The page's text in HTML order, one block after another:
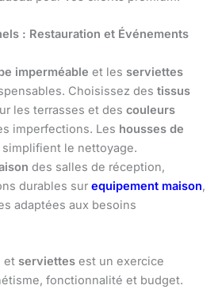
: Restauration et Événements
imperméable et les serviettes
Choisissez des tissus
les terrasses et des couleurs
imperfections. Les housses de
simplifient le nettoyage.
des salles de réception,
durables sur equipement maison,
adaptées aux besoins
et serviettes est un exercice
fonctionnalité et budget.